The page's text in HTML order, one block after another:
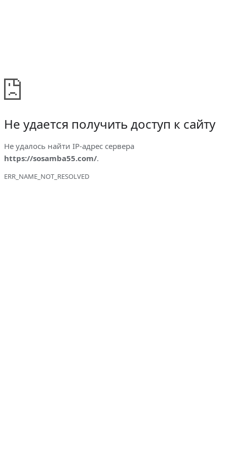
Не удается получить доступ к сайту
Не удалось найти IP-адрес сервера
https://sosamba55.com/.
ERR_NAME_NOT_RESOLVED